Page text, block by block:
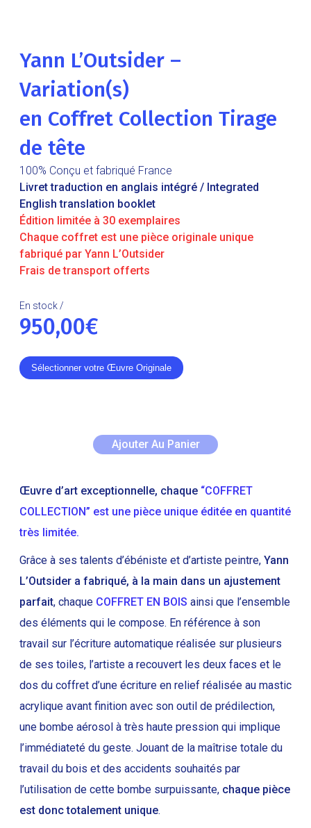
Yann L’Outsider –
Variation(s)
en Coffret Collection Tirage
de tête
100% Conçu et fabriqué France
Livret traduction en anglais intégré / Integrated
English translation booklet
Édition limitée à 30 exemplaires
Chaque coffret est une pièce originale unique
fabriqué par Yann L’Outsider
Frais de transport offerts
En stock /
950,00€
Sélectionner votre Œuvre Originale
Ajouter Au Panier
Œuvre d’art exceptionnelle, chaque “COFFRET
COLLECTION” est une pièce unique éditée en quantité
très limitée.
Grâce à ses talents d’ébéniste et d’artiste peintre, Yann
L’Outsider a fabriqué, à la main dans un ajustement
parfait, chaque COFFRET EN BOIS ainsi que l’ensemble
des éléments qui le compose. En référence à son
travail sur l’écriture automatique réalisée sur plusieurs
de ses toiles, l’artiste a recouvert les deux faces et le
dos du coffret d’une écriture en relief réalisée au mastic
acrylique avant finition avec son outil de prédilection,
une bombe aérosol à très haute pression qui implique
l’immédiateté du geste. Jouant de la maîtrise totale du
travail du bois et des accidents souhaités par
l’utilisation de cette bombe surpuissante, chaque pièce
est donc totalement unique.